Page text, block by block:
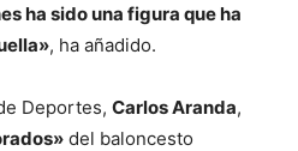
ha sido una figura que ha
, ha añadido.
Deportes, Carlos Aranda,
del baloncesto